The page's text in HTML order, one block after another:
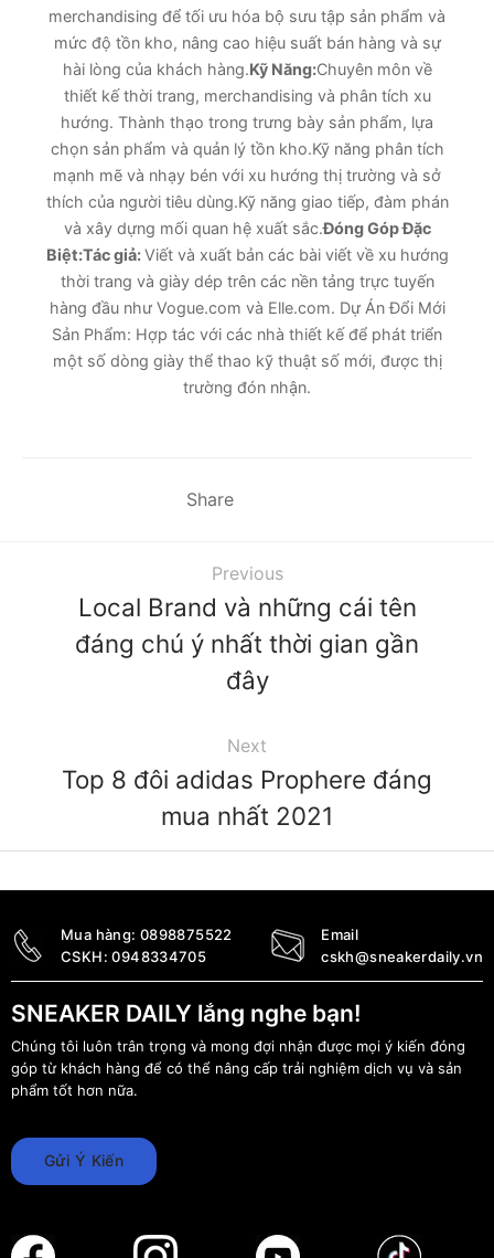
merchandising để tối ưu hóa bộ sưu tập sản phẩm và
mức độ tồn kho, nâng cao hiệu suất bán hàng và sự
hài lòng của khách hàng.Kỹ Năng:Chuyên môn về
thiết kế thời trang, merchandising và phân tích xu
hướng. Thành thạo trong trưng bày sản phẩm, lựa
chọn sản phẩm và quản lý tồn kho.Kỹ năng phân tích
mạnh mẽ và nhạy bén với xu hướng thị trường và sở
thích của người tiêu dùng.Kỹ năng giao tiếp, đàm phán
và xây dựng mối quan hệ xuất sắc.Đóng Góp Đặc
Biệt:Tác giả:Viết và xuất bản các bài viết về xu hướng
thời trang và giày dép trên các nền tảng trực tuyến
hàng đầu như Vogue.com và Elle.com. Dự Án Đổi Mới
Sản Phẩm: Hợp tác với các nhà thiết kế để phát triển
một số dòng giày thể thao kỹ thuật số mới, được thị
trường đón nhận.
Share
Previous
Local Brand và những cái tên
đáng chú ý nhất thời gian gần
đây
Next
Top 8 đôi adidas Prophere đáng
mua nhất 2021
Mua hàng: 0898875522
CSKH:0948334705
Email
cskh@sneakerdaily.vn
SNEAKER DAILY lắng nghe bạn!
Chúng tôi luôn trân trọng và mong đợi nhận được mọi ý kiến đóng
góp từ khách hàng để có thể nâng cấp trải nghiệm dịch vụ và sản
phẩm tốt hơn nữa.
Gửi Ý Kiến